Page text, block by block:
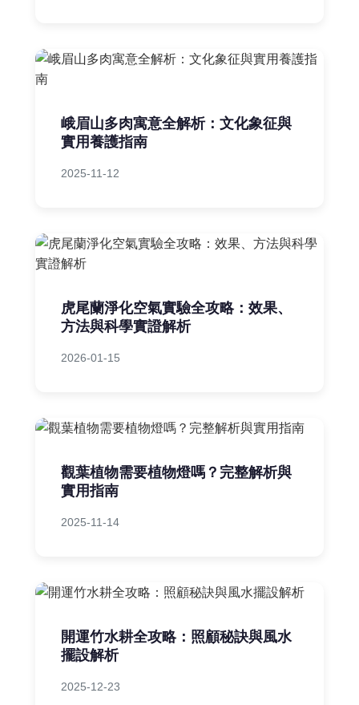
峨眉山多肉寓意全解析：文化象征與
實用養護指南
2025-11-12
虎尾蘭淨化空氣實驗全攻略：效果、
方法與科學實證解析
2026-01-15
觀葉植物需要植物燈嗎？完整解析與
實用指南
2025-11-14
開運竹水耕全攻略：照顧秘訣與風水
擺設解析
2025-12-23